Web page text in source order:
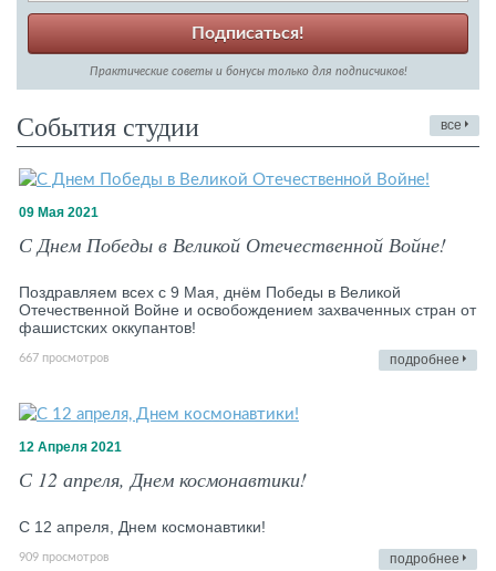
Подписаться!
Практические советы и бонусы только для подписчиков!
События студии все
09 Мая 2021
С Днем Победы в Великой Отечественной Войне!
Поздравляем всех с 9 Мая, днём Победы в Великой
Отечественной Войне и освобождением захваченных стран от
фашистских оккупантов!
667 просмотров подробнее
12 Апреля 2021
С 12 апреля, Днем космонавтики!
С 12 апреля, Днем космонавтики!
909 просмотров подробнее